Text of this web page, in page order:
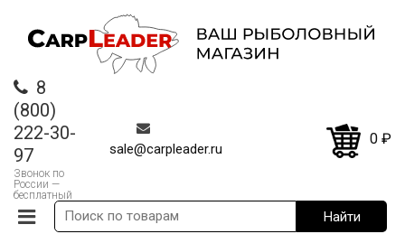
8
(800)
222-30-
97
Звонок по
России —
бесплатный
sale@carpleader.ru
0 ₽